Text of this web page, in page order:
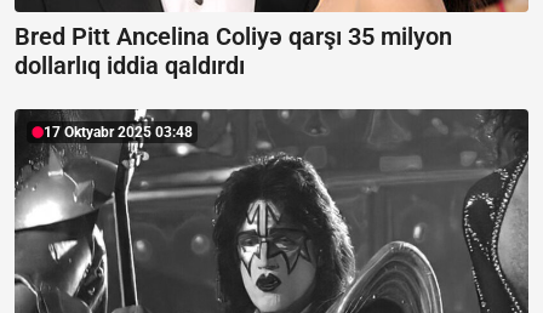
Bred Pitt Ancelina Coliyə qarşı 35 milyon
dollarlıq iddia qaldırdı
17 Oktyabr 2025 03:48